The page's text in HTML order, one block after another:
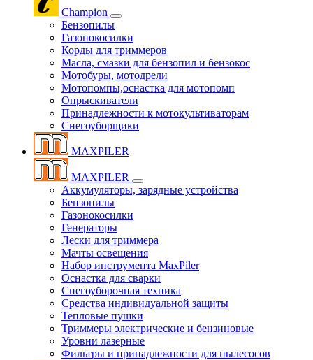
Champion
Бензопилы
Газонокосилки
Корды для триммеров
Масла, смазки для бензопил и бензокос
Мотобуры, мотодрели
Мотопомпы,оснастка для мотопомп
Опрыскиватели
Принадлежности к мотокультиваторам
Снегоуборщики
MAXPILER
MAXPILER
Аккумуляторы, зарядные устройства
Бензопилы
Газонокосилки
Генераторы
Лески для триммера
Мачты освещения
Набор инструмента MaxPiler
Оснастка для сварки
Снегоуборочная техника
Средства индивидуальной защиты
Тепловые пушки
Триммеры электрические и бензиновые
Уровни лазерные
Фильтры и принадлежности для пылесосов